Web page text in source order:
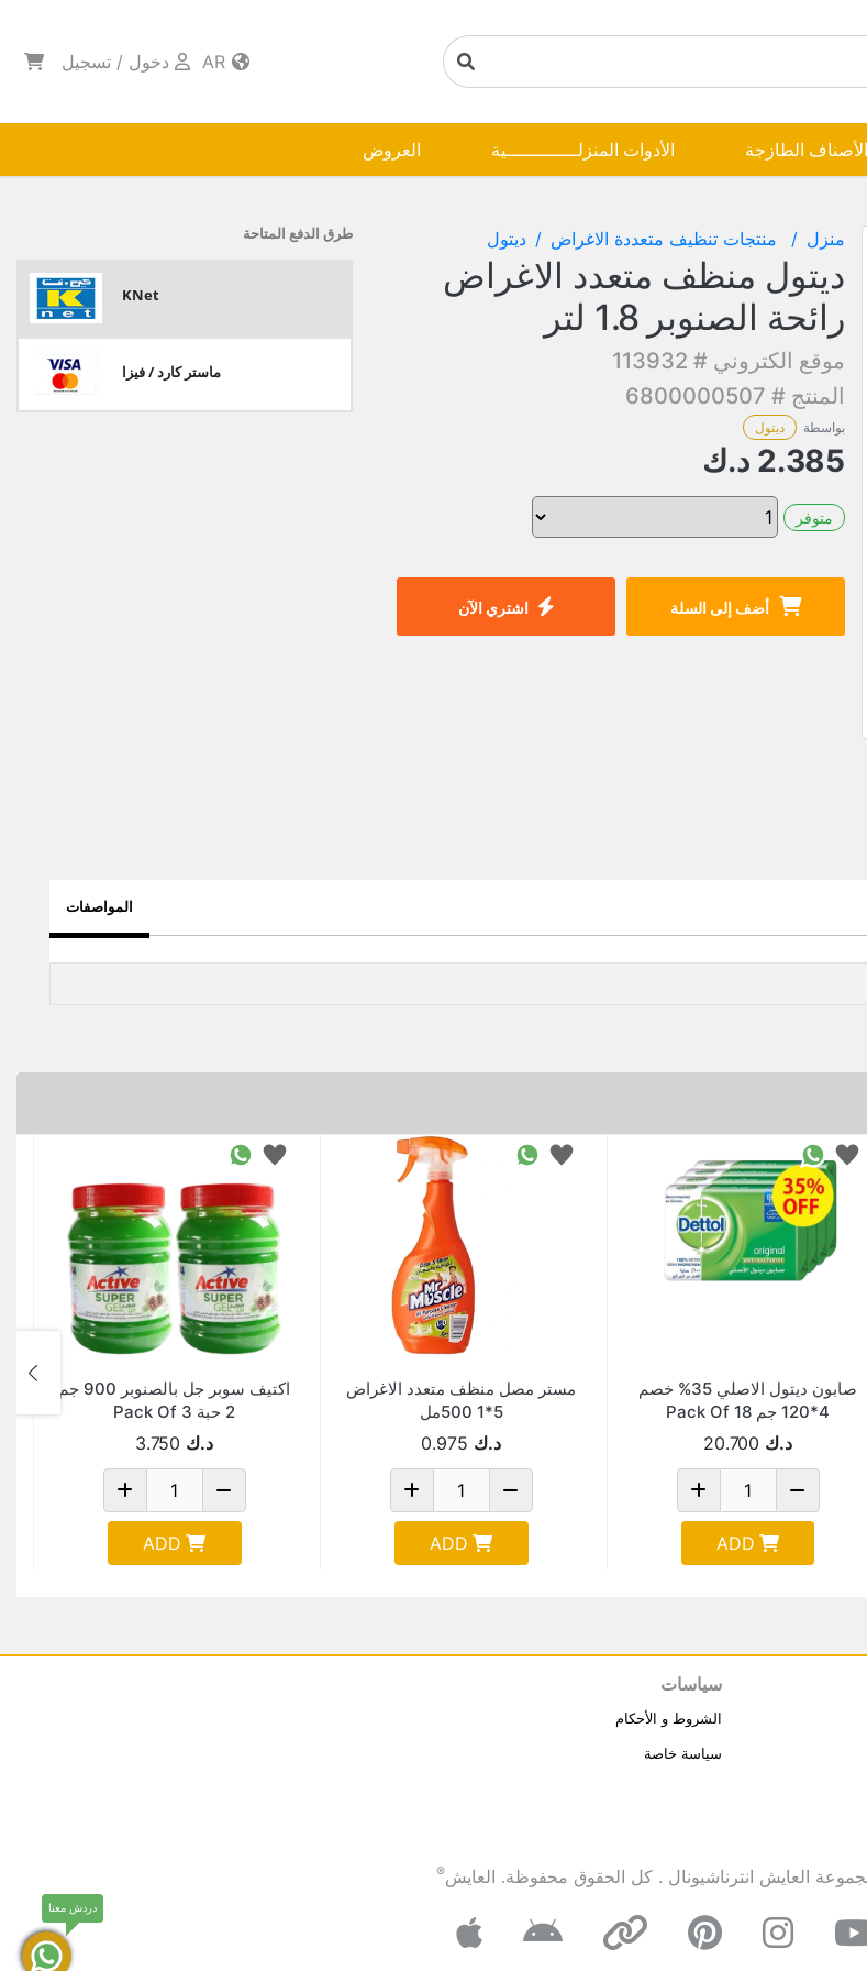
دخول / تسجيل
الأصناف الطازجة الأدوات المنزلـــــــــــــية العروض
منزل منتجات تنظيف متعددة الاغراض ديتول
ديتول منظف متعدد الاغراض
رائحة الصنوبر 1.8 لتر
موقع الكتروني # 113932
المنتج # 6800000507
بواسطة ديتول
2.385 د.ك
متوفر
أضف إلى السلة اشتري الآن
طرق الدفع المتاحة
KNet
ماستر كارد / فيزا
المواصفات
صابون ديتول الاصلي 35% خصم
4*120 جم Pack Of 18
د.ك 20.700
ADD
مستر مصل منظف متعدد الاغراض
5*1 500مل
د.ك 0.975
ADD
اكتيف سوبر جل بالصنوبر 900 جم
2 حبة Pack Of 3
د.ك 3.750
ADD
سياسات
الشروط و الأحكام
سياسة خاصة
العايش®
دردش معنا